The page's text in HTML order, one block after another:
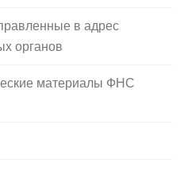
в адрес
органов
материалы ФНС